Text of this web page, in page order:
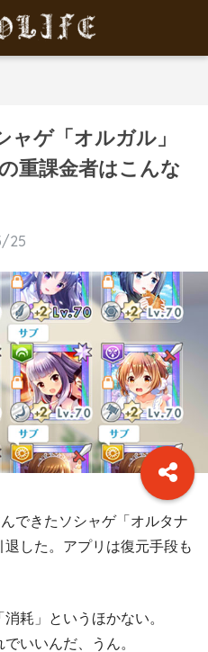
ャゲ「オルガル」
重課金者はこんな
25
できたソシャゲ「オルタナ
した。アプリは復元手段も
耗」というほかない。
いいんだ、うん。